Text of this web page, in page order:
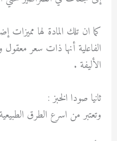
كما ان تلك المادة لها مميزات
الفاعلية أنها ذات سعر معقول
الأليفة .
ثانيا صودا الخبز :
وتعتبر من اسرع الطرق